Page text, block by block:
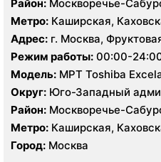
Район: Москворечье-
Нагатинский Затон,
Чертаново, Центральное
, Зюзино, Черёмушки
Метро: Каширская,
Варшавская,
Нагорная, Нахимовский
Севастопольская,
Адрес: г. Москва,
Режим работы: 00:00-
Модель: МРТ Toshiba
Aquilion 32 среза, УЗИ
Sonoace X8
Округ: Юго-Западный
Район: Москворечье-
Нагатинский Затон,
Чертаново, Центральное
, Зюзино, Черёмушки
Метро: Каширская,
Варшавская,
Нагорная, Нахимовский
Город: Москва